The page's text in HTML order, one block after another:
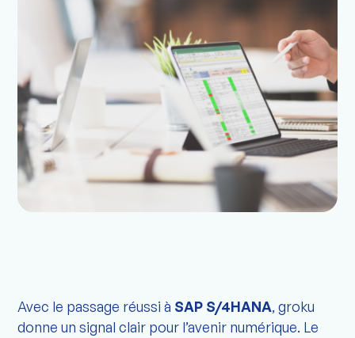
Avec le passage réussi à SAP S/4HANA, groku
donne un signal clair pour l’avenir numérique. Le